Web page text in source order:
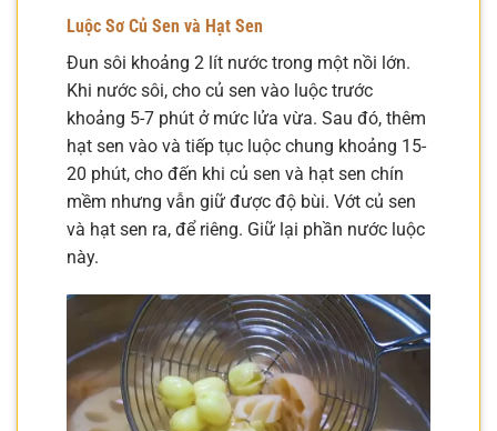
Luộc Sơ Củ Sen và Hạt Sen
Đun sôi khoảng 2 lít nước trong một nồi lớn.
Khi nước sôi, cho củ sen vào luộc trước
khoảng 5-7 phút ở mức lửa vừa. Sau đó, thêm
hạt sen vào và tiếp tục luộc chung khoảng 15-
20 phút, cho đến khi củ sen và hạt sen chín
mềm nhưng vẫn giữ được độ bùi. Vớt củ sen
và hạt sen ra, để riêng. Giữ lại phần nước luộc
này.